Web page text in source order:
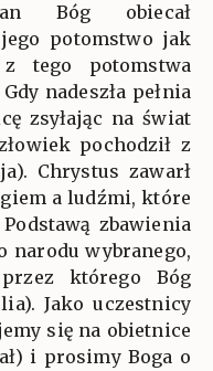
Bóg obiecał
potomstwo jak
tego potomstwa
nadeszła pełnia
zsyłając na świat
pochodził z
Chrystus zawarł
a ludźmi, które
zbawienia
narodu wybranego,
którego Bóg
Jako uczestnicy
się na obietnice
i prosimy Boga o